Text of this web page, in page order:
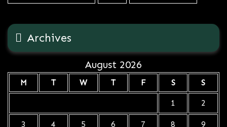
Archives
August 2026
M T W T F S S
1 2
3 4 5 6 7 8 9